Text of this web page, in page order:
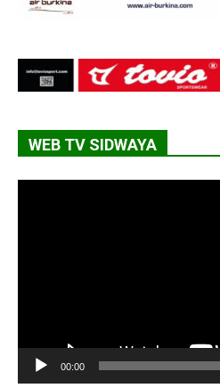
WEB TV SIDWAYA
00:00